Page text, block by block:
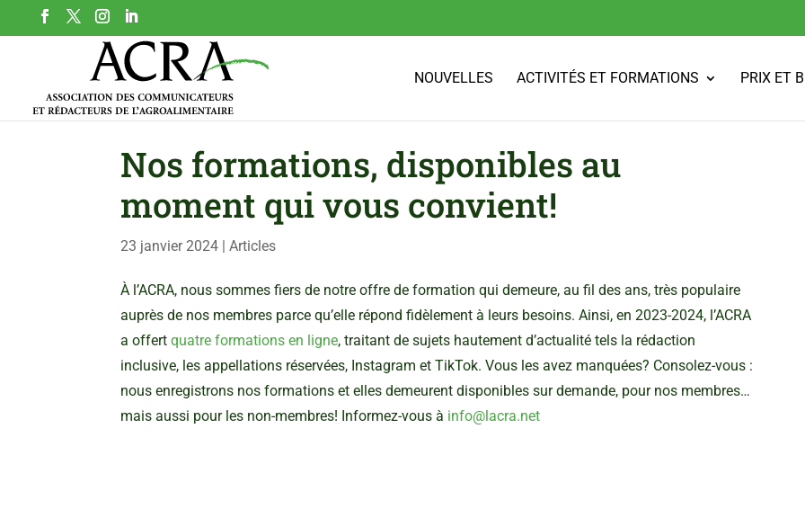
NOUVELLES ACTIVITÉS ET FORMATIONS PRIX ET
Nos formations, disponibles au
moment qui vous convient!
23 janvier 2024 |Articles
À l’ACRA, nous sommes fiers de notre offre de formation qui demeure, au fil des ans, très populaire
auprès de nos membres parce qu’elle répond fidèlement à leurs besoins. Ainsi, en 2023-2024, l’ACRA
a offertquatre formations en ligne, traitant de sujets hautement d’actualité tels la rédaction
inclusive, les appellations réservées, Instagram et TikTok. Vous les avez manquées? Consolez-vous :
nous enregistrons nos formations et elles demeurent disponibles sur demande, pour nos membres…
mais aussi pour les non-membres! Informez-vous à info@lacra.net